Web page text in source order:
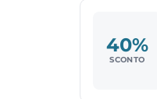
40%
SCONTO